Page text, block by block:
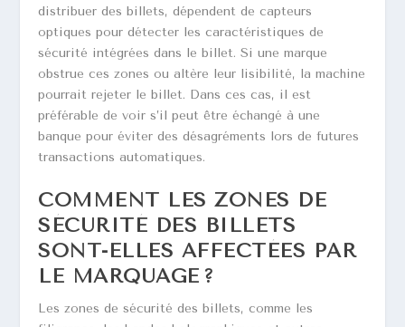
distribuer des billets, dépendent de capteurs
optiques pour détecter les caractéristiques de
sécurité intégrées dans le billet. Si une marque
obstrue ces zones ou altère leur lisibilité, la machine
pourrait rejeter le billet. Dans ces cas, il est
préférable de voir s’il peut être échangé à une
banque pour éviter des désagréments lors de futures
transactions automatiques.
COMMENT LES ZONES DE
SÉCURITÉ DES BILLETS
SONT-ELLES AFFECTÉES PAR
LE MARQUAGE ?
Les zones de sécurité des billets, comme les